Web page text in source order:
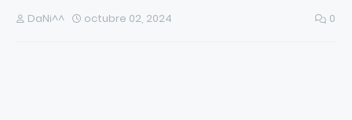
DaNi^^ octubre 02, 2024 0